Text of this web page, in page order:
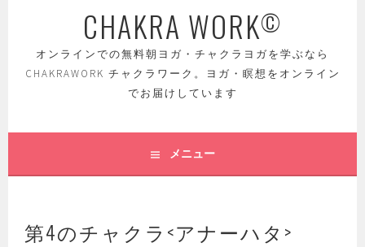
CHAKRA WORK©
オンラインでの無料朝ヨガ・チャクラヨガを学ぶなら
CHAKRAWORK チャクラワーク。ヨガ・瞑想をオンライン
でお届けしています
メニュー
第4のチャクラ<アナーハタ>